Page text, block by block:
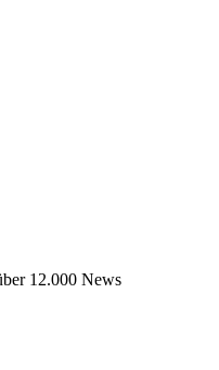
12.000 News